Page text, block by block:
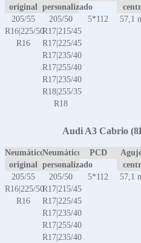
original
personalizado
205/55
R16|225/50
R16
205/50
R17|215/45
R17|225/45
R17|235/40
R17|255/40
R17|235/40
R18|255/35
R18
5*112 57,1
Audi A3 Cabrio
Neumático
original
Neumático
personalizado
PCD
205/55
R16|225/50
R16
205/50
R17|215/45
R17|225/45
R17|235/40
R17|255/40
R17|235/40
5*112 57,1